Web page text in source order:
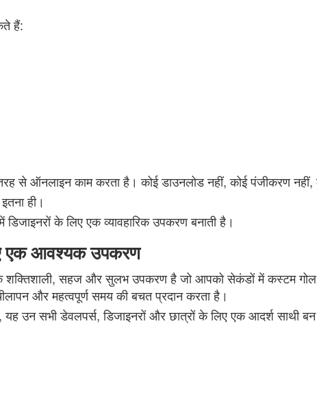
हैं:
से ऑनलाइन काम करता है। कोई डाउनलोड नहीं, कोई पंजीकरण नहीं,
ही।
के लिए एक व्यावहारिक उपकरण बनाती है।
एक आवश्यक उपकरण
शक्तिशाली, सहज और सुलभ उपकरण है जो आपको सेकंडों में कस्टम गोल
और महत्वपूर्ण समय की बचत प्रदान करता है।
सभी डेवलपर्स, डिजाइनरों और छात्रों के लिए एक आदर्श साथी बन